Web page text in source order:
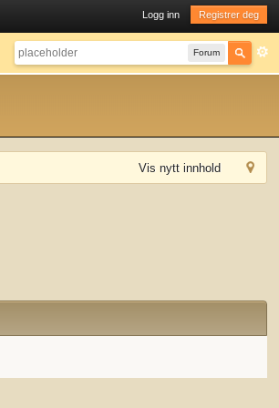
Logg inn Registrer deg
Forum
Vis nytt innhold